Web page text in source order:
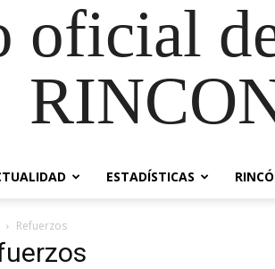
oficial
ESTADÍSTICAS
Refuerzos